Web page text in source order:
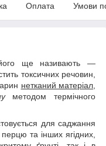
Оплата Умови
ще називають —
токсичних речовин,
нетканий матеріал
методом термічного
для саджання
перцю та інших ягідних,